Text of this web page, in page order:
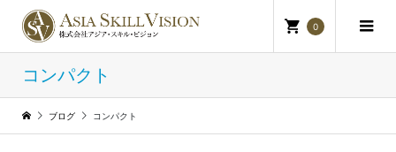
0
コンパクト
ブログ コンパクト